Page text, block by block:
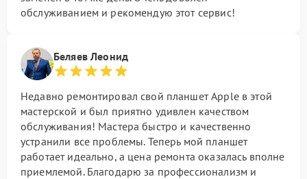
обслуживанием и рекомендую этот сервис!
Беляев Леонид
Недавно ремонтировал свой планшет Apple в этой
мастерской и был приятно удивлен качеством
обслуживания! Мастера быстро и качественно
устранили все проблемы. Теперь мой планшет
работает идеально, а цена ремонта оказалась вполне
приемлемой. Благодарю за профессионализм и